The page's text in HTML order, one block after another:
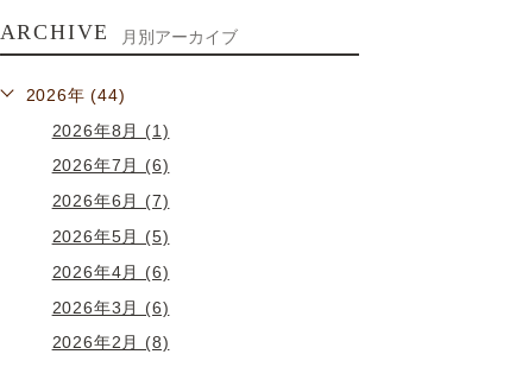
ARCHIVE 月別アーカイブ
2026年 (44)
2026年8月 (1)
2026年7月 (6)
2026年6月 (7)
2026年5月 (5)
2026年4月 (6)
2026年3月 (6)
2026年2月 (8)